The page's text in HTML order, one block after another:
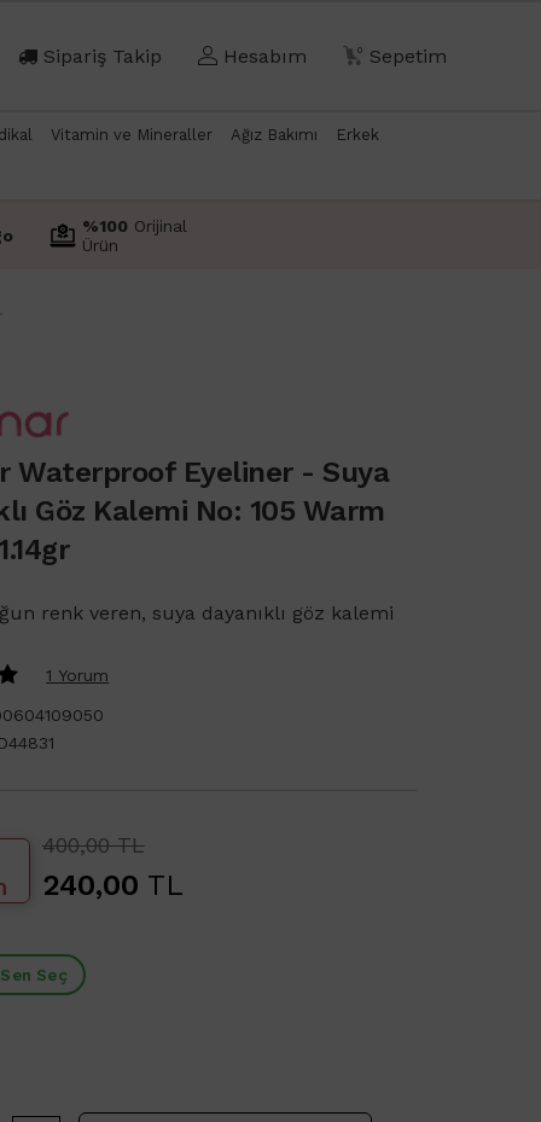
Sipariş Takip Hesabım 0 Sepetim
Vitamin ve Mineraller Ağız Bakımı Erkek
%100 Orijinal
Ürün
Waterproof Eyeliner - Suya
Göz Kalemi No: 105 Warm
renk veren, suya dayanıklı göz kalemi
1 Yorum
400,00 TL
240,00 TL
Seç